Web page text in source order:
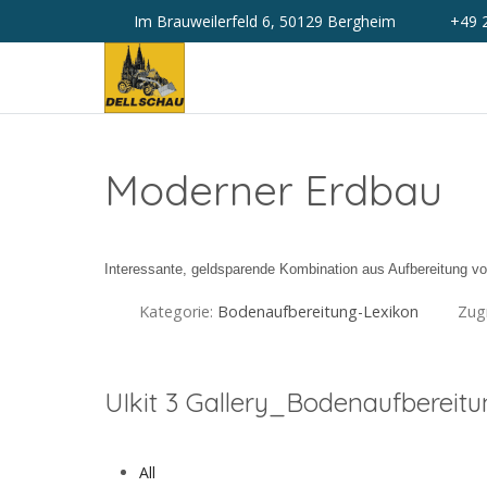
Im Brauweilerfeld 6, 50129 Bergheim +49
Moderner Erdbau
Interessante, geldsparende Kombination aus Aufbereitung
Kategorie: Bodenaufbereitung-Lexikon
UIkit 3
All